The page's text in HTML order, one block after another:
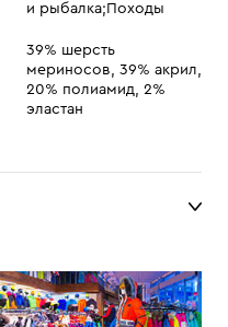
и рыбалка;Походы
39% шерсть
мериносов, 39% акрил,
20% полиамид, 2%
эластан